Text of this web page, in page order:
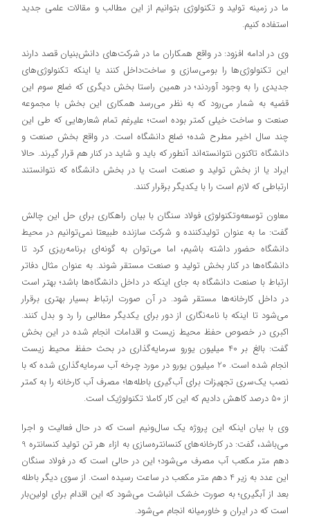
ما در زمینه تولید و تکنولوژی بتوانیم از این مطالب و مقالات علمی جدید
استفاده کنیم.
وی در ادامه افزود: در واقع همکاران ما در شرکت‌های دانش‌بنیان قصد دارند
این تکنولوژی‌ها را بومی‌سازی و ساخت‌داخل کنند یا اینکه تکنولوژی‌های
جدیدی را به وجود آوردند؛ در همین راستا بخش دیگری که ضلع سوم این
قضیه به شمار می‌رود که به نظر می‌رسد همکاری‌ این بخش با مجموعه
صنعت و ساخت خیلی کمتر بوده است؛ علیرغم تمام شعارهایی که طی این
چند سال اخیر مطرح شده؛ ضلع دانشگاه است. در واقع بخش صنعت و
دانشگاه تاکنون نتوانسته‌اند آنطور که باید و شاید در کنار هم قرار گیرند. حالا
ایراد یا از بخش تولید و صنعت است یا در بخش دانشگاه که نتوانستند
ارتباطی که لازم است را با یکدیگر برقرار کنند.
معاون توسعه‌وتکنولوژی فولاد سنگان با بیان راهکاری برای حل این چالش
گفت: ما به عنوان تولیدکننده و شرکت سازنده طبیعتا نمی‌توانیم در محیط
دانشگاه حضور داشته باشیم، اما می‌توان به گونه‌ای برنامه‌ریزی کرد تا
دانشگاه‌ها در کنار بخش تولید و صنعت مستقر شوند. به عنوان مثال دفاتر
ارتباط با صنعت دانشگاه به جای اینکه در داخل دانشگاه‌ها باشد؛ بهتر است
در داخل کارخانه‌ها مستقر شود. در آن صورت ارتباط بسیار بهتری برقرار
می‌شود تا اینکه با نامه‌نگاری از دور برای یکدیگر مطالبی را رد و بدل کنند.
اکبری در خصوص حفظ محیط زیست و اقدامات انجام شده در این بخش
گفت: بالغ بر 40 میلیون یورو سرمایه‌گذاری در بحث حفظ محیط‌ زیست
انجام شده است. 20 میلیون یورو در مورد چرخه آب سرمایه‌گذاری شده که با
نصب یک‌سری تجهیزات برای آب‌گیری باطله‌ها؛ مصرف آب کارخانه را به کمتر
از 50 درصد کاهش دادیم که این کار کاملا تکنولوژیک است.
وی با بیان اینکه این پروژه یک سال‌ونیم است که در حال فعالیت و اجرا
می‌باشد، گفت: در کارخانه‌های کنسانتره‌سازی به ازاء هر تن تولید کنسانتره 9
دهم متر مکعب آب مصرف می‌شود؛ این در حالی است که در فولاد سنگان
این عدد به زیر 4 دهم متر مکعب در ساعت رسیده است. از سوی دیگر باطله
بعد از آبگیری؛ به صورت خشک انباشت می‌شود که این اقدام برای اولین‌بار
است که در ایران و خاورمیانه انجام می‌شود.